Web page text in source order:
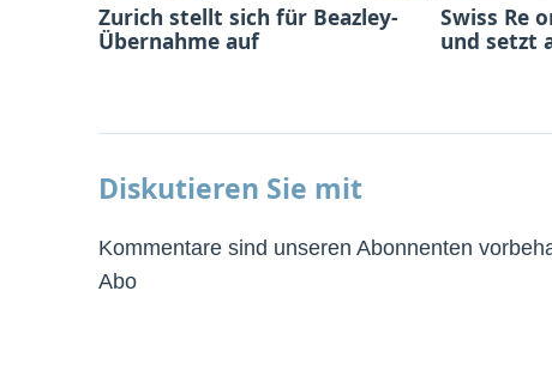
Zurich stellt sich für Beazley-
Übernahme auf
Swiss Re
und setzt
Diskutieren Sie mit
Kommentare sind unseren Abonnenten
Abo